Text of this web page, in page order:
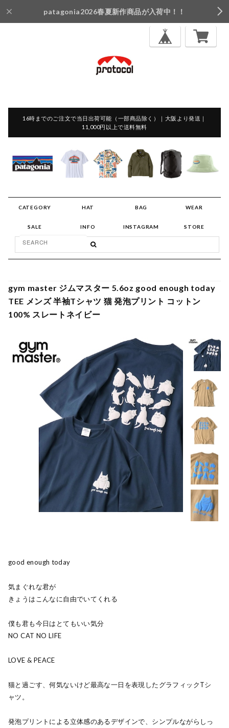
patagonia2026春夏新作商品が入荷中！！
16時までのご注文で当日出荷可能（一部商品除く）｜大阪より発送｜
11,000円以上で送料無料
CATEGORY HAT BAG WEAR
SALE INFO INSTAGRAM STORE
gym master ジムマスター 5.6oz good enough today
TEE メンズ 半袖Tシャツ 猫 発泡プリント コットン
100% スレートネイビー
good enough today
気まぐれな君が
きょうはこんなに自由でいてくれる
僕も君も今日はとてもいい気分
NO CAT NO LIFE
LOVE & PEACE
猫と過ごす、何気ないけど最高な一日を表現したグラフィックTシ
ャツ。
発泡プリントによる立体感のあるデザインで、シンプルながらしっ